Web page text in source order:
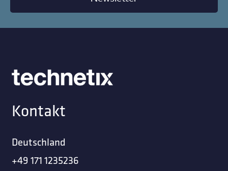
Kontakt
Deutschland
+49 171 1235236